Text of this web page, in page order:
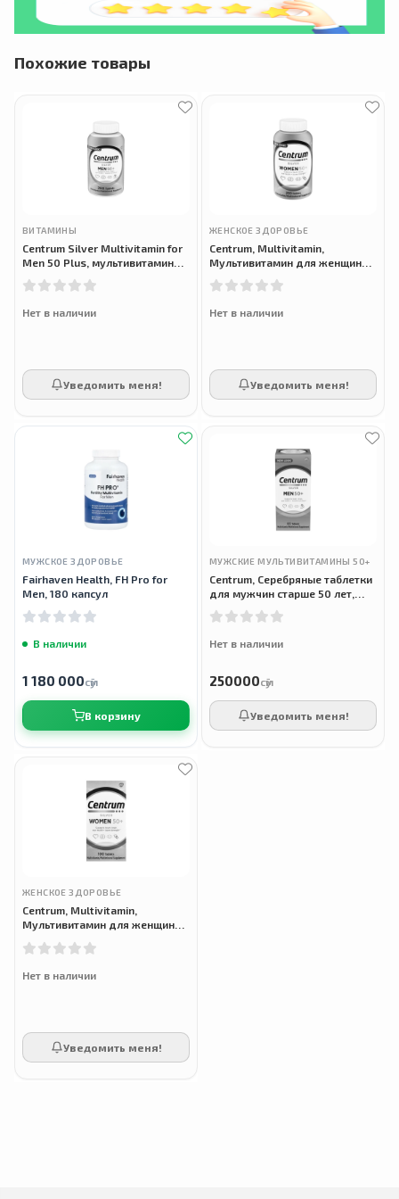
Похожие товары
ВИТАМИНЫ
Centrum Silver Multivitamin for
Men 50 Plus, мультивитамины
Нет в наличии
Уведомить меня!
ЖЕНСКОЕ ЗДОРОВЬЕ
Centrum, Multivitamin,
Мультивитамин для женщин
Нет в наличии
Уведомить меня!
МУЖСКОЕ ЗДОРОВЬЕ
Fairhaven Health, FH Pro for
Men, 180 капсул
В наличии
1 180 000сӯм
В корзину
МУЖСКИЕ МУЛЬТИВИТАМИНЫ 50+
Centrum, Серебряные таблетки
для мужчин старше 50 лет,
Multivitamin for Men 50+, 65
таблеток
Нет в наличии
250000сӯм
Уведомить меня!
ЖЕНСКОЕ ЗДОРОВЬЕ
Centrum, Multivitamin,
Мультивитамин для женщин
Нет в наличии
Уведомить меня!